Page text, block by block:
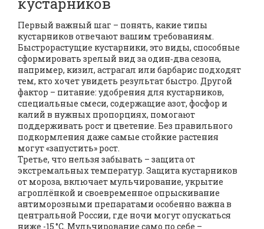
Первый важный шаг – понять, какие типы
кустарников отвечают вашим требованиям.
Быстрорастущие кустарники, это виды, способные
сформировать зрелый вид за один‑два сезона,
например, кизил, астрагал или барбарис подходят
тем, кто хочет увидеть результат быстро. Другой
фактор – питание: удобрения для кустарников,
специальные смеси, содержащие азот, фосфор и
калий в нужных пропорциях, помогают
поддерживать рост и цветение. Без правильного
подкормления даже самые стойкие растения
могут «запустить» рост.
Третье, что нельзя забывать – защита от
экстремальных температур. Защита кустарников
от мороза, включает мульчирование, укрытие
агроплёнкой и своевременное опрыскивание
антиморозными препаратами особенно важна в
центральной России, где ночи могут опускаться
ниже -15 °C. Мульчирование само по себе –